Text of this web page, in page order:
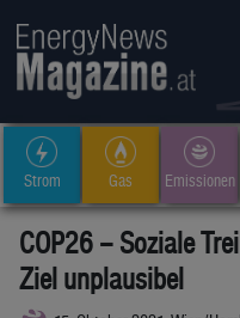
Strom Gas Emissionen
COP26 – Soziale
Ziel unplausibel